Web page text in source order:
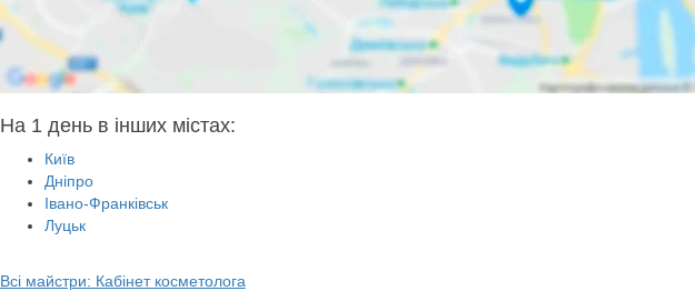
На 1 день в інших містах:
Київ
Дніпро
Івано-Франківськ
Луцьк
Всі майстри: Кабінет косметолога